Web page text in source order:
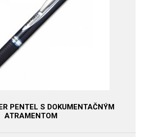
PENTEL S DOKUMENTAČNÝM
ATRAMENTOM